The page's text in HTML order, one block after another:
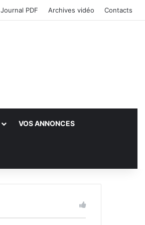
Journal PDF Archives vidéo Contacts
VOS ANNONCES